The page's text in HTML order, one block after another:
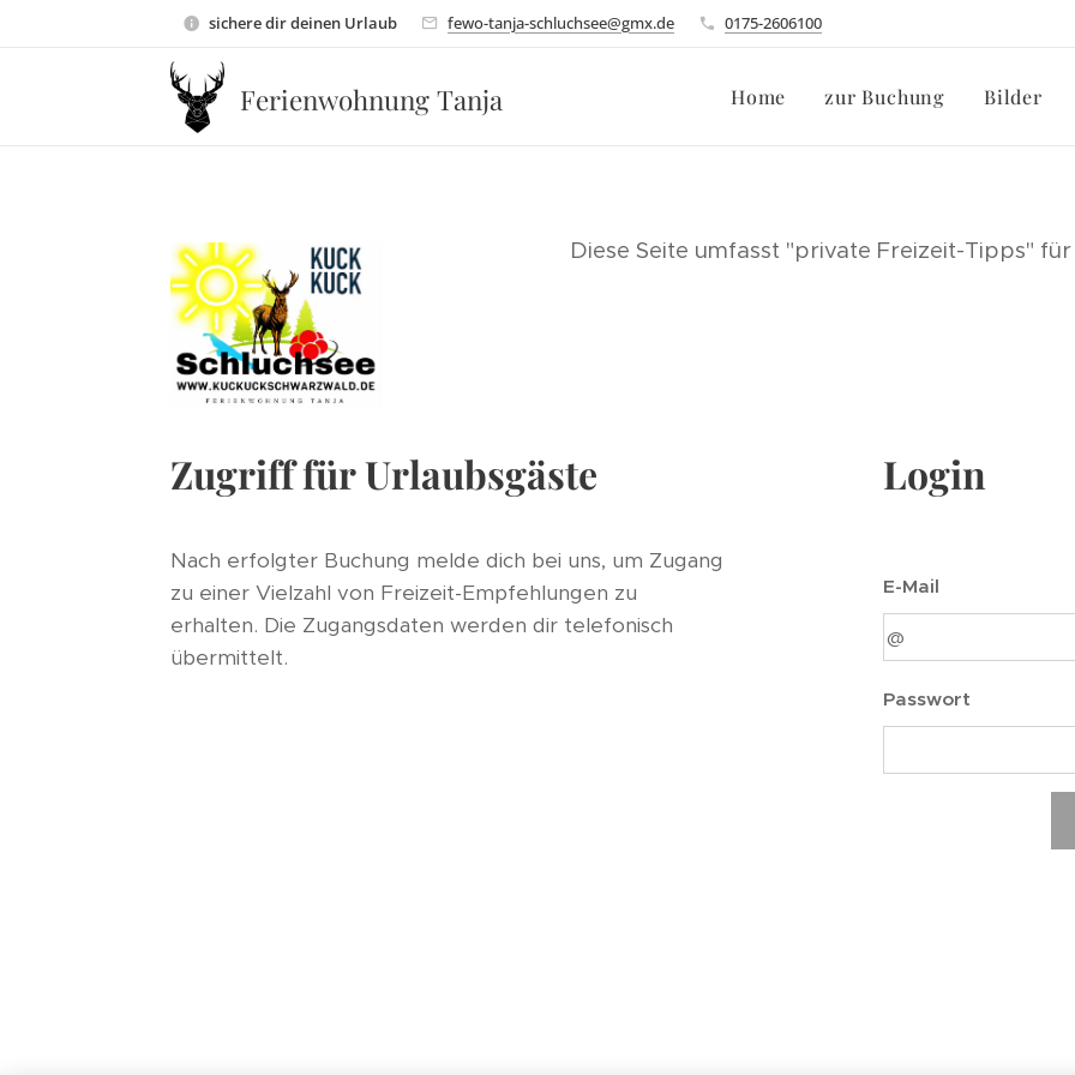
sichere dir deinen Urlaub fewo-tanja-schluchsee@gmx.de 0175-2606100
Ferienwohnung Tanja Home zur Buchung Bilder
Diese Seite umfasst "private Freizeit-Tipps"
Zugriff für Urlaubsgäste
Nach erfolgter Buchung melde dich bei uns, um Zugang
zu einer Vielzahl von Freizeit-Empfehlungen zu
erhalten. Die Zugangsdaten werden dir telefonisch
übermittelt.
Login
E-Mail
Passwort